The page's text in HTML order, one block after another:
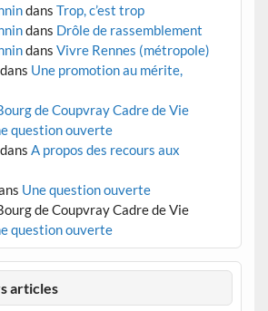
dans Trop, c’est trop
dans Drôle de rassemblement
dans Vivre Rennes (métropole)
dans Une promotion au mérite,
de Coupvray Cadre de Vie
question ouverte
dans A propos des recours aux
Une question ouverte
de Coupvray Cadre de Vie
question ouverte
articles